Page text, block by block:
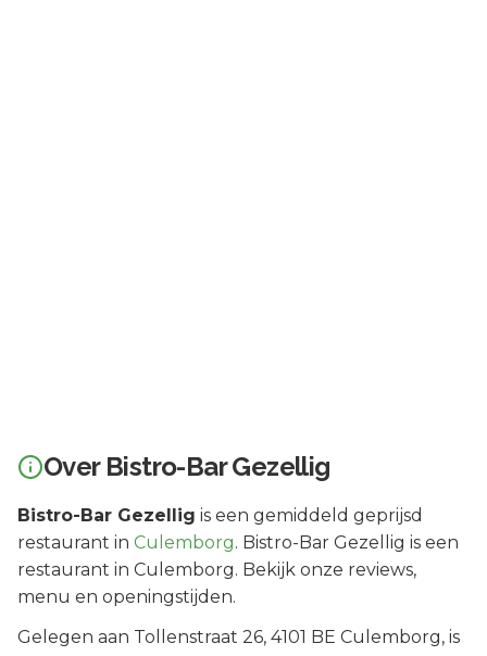
Over Bistro-Bar Gezellig
Bistro-Bar Gezellig is een gemiddeld geprijsd
restaurant in Culemborg. Bistro-Bar Gezellig is een
restaurant in Culemborg. Bekijk onze reviews,
menu en openingstijden.
Gelegen aan Tollenstraat 26, 4101 BE Culemborg, is